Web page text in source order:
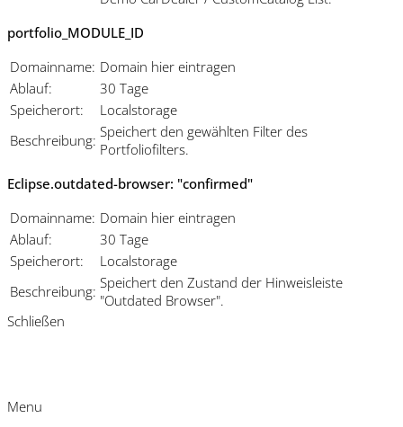
portfolio_MODULE_ID
Domainname: Domain hier eintragen
Ablauf:
30 Tage
Speicherort:
Localstorage
Beschreibung: Speichert den gewählten Filter des
Portfoliofilters.
Eclipse.outdated-browser: "confirmed"
Domainname: Domain hier eintragen
Ablauf:
30 Tage
Speicherort:
Localstorage
Beschreibung: Speichert den Zustand der Hinweisleiste
"Outdated Browser".
Schließen
Menu